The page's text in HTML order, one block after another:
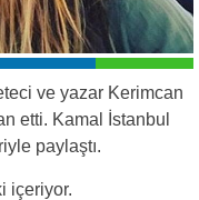
ve yazar Kerimcan
etti. Kamal İstanbul
paylaştı.
içeriyor.